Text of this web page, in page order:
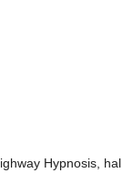
Hypnosis, hal